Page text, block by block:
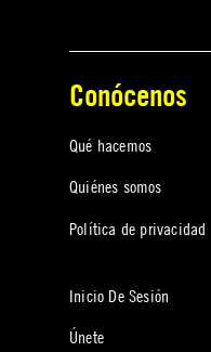
Conócenos
Qué hacemos
Quiénes somos
Política de privacidad
Inicio De Sesión
Únete